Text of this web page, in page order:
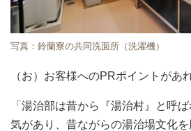
写真：鈴蘭寮の共同洗面所（洗濯機）
（お）お客様へのPRポイントがあ
「湯治部は昔から『湯治村』と呼
気があり、昔ながらの湯治場文化